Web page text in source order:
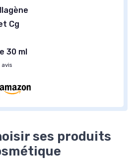
Cg
30 ml
avis
ses produits